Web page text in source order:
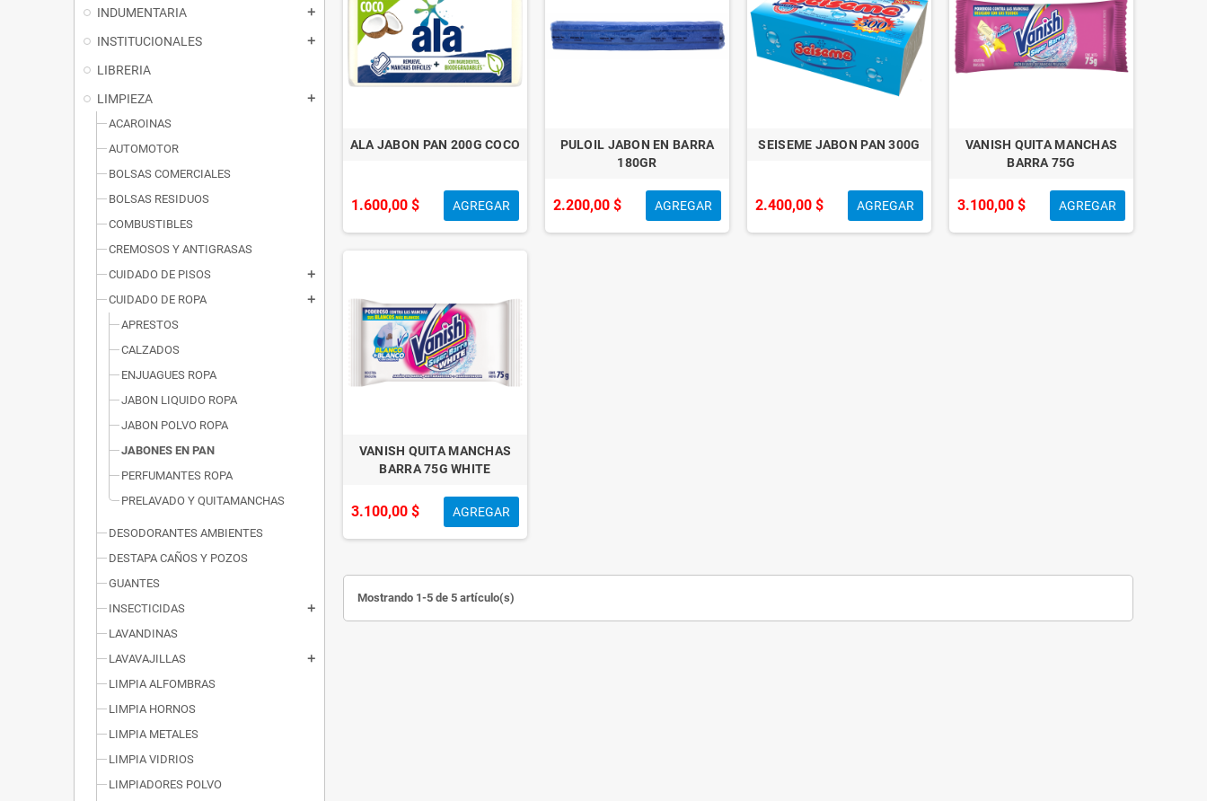
INDUMENTARIA add
INSTITUCIONALES add
LIBRERIA
LIMPIEZA
add
ACAROINAS
AUTOMOTOR
BOLSAS COMERCIALES
BOLSAS RESIDUOS
COMBUSTIBLES
CREMOSOS Y ANTIGRASAS
CUIDADO DE PISOS
add
CUIDADO DE ROPA add
APRESTOS
CALZADOS
ENJUAGUES ROPA
JABON LIQUIDO ROPA
JABON POLVO ROPA
JABONES EN PAN
PERFUMANTES ROPA
PRELAVADO Y QUITAMANCHAS
DESODORANTES AMBIENTES
DESTAPA CAÑOS Y POZOS
GUANTES
INSECTICIDAS
add
LAVANDINAS
LAVAVAJILLAS
add
LIMPIA ALFOMBRAS
LIMPIA HORNOS
LIMPIA METALES
LIMPIA VIDRIOS
LIMPIADORES POLVO
ALA JABON PAN 200G COCO
1.600,00 $ AGREGAR
PULOIL JABON EN BARRA
180GR
2.200,00 $ AGREGAR
SEISEME JABON PAN 300G
2.400,00 $ AGREGAR
VANISH QUITA MANCHAS
BARRA 75G
3.100,00 $ AGREGAR
VANISH QUITA MANCHAS
BARRA 75G WHITE
3.100,00 $ AGREGAR
Mostrando 1-5 de 5 artículo(s)